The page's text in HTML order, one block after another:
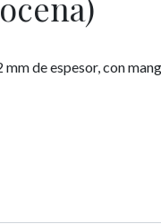
de espesor, con